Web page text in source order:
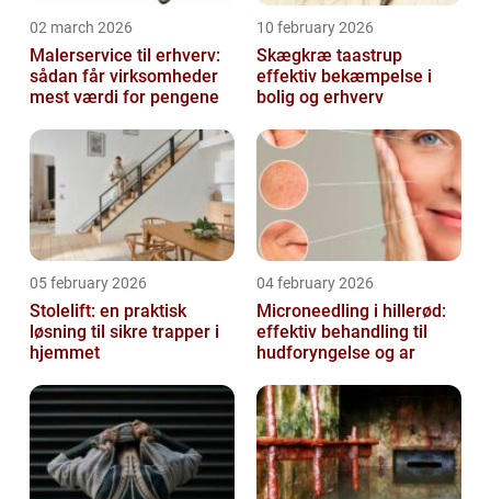
02 march 2026
Malerservice til erhverv:
sådan får virksomheder
mest værdi for pengene
10 february 2026
Skægkræ taastrup
effektiv bekæmpelse i
bolig og erhverv
05 february 2026
Stolelift: en praktisk
løsning til sikre trapper i
hjemmet
04 february 2026
Microneedling i hillerød:
effektiv behandling til
hudforyngelse og ar